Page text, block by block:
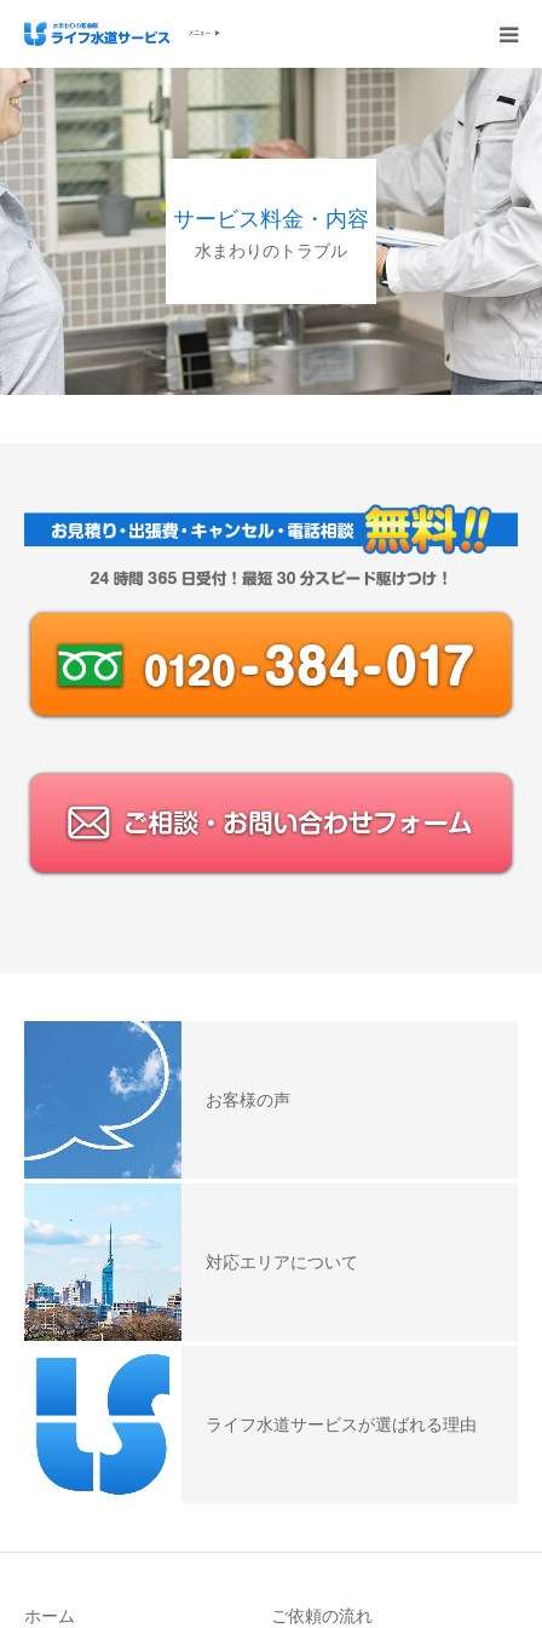
サービス料金・内容
水まわりのトラブル
お客様の声
対応エリアについて
ライフ水道サービスが選ばれる理由
ホーム ご依頼の流れ
会社概要
ホーム
ご依頼の流れ
施工実例
サービス内容・料金